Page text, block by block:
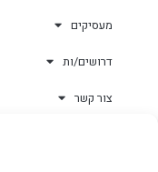
מעסיקים
דרושים/ות
צור קשר